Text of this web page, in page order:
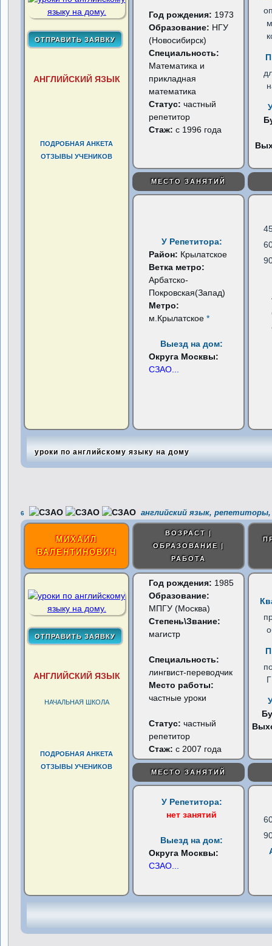
АНГЛИЙСКИЙ ЯЗЫК
ПОДРОБНАЯ АНКЕТА
ОТЗЫВЫ УЧЕНИКОВ
Год рождения: 1973
Образование: НГУ
(Новосибирск)
Специальность:
Математика и
прикладная
математика
Статус:частный
репетитор
Стаж: с 1996 года
МЕСТО ЗАНЯТИЙ
У Репетитора:
Район: Крылатское
Ветка метро:
Арбатско-
Покровская(Запад)
Метро:
м.Крылатское*
Выезд на дом:
Округа Москвы:
СЗАО
уроки по английскому языку на дому
6 английский язык, репетиторы,
МИХАИЛ
ВАЛЕНТИНОВИЧ
ВОЗРАСТ |
ОБРАЗОВАНИЕ |
РАБОТА
АНГЛИЙСКИЙ ЯЗЫК
НАЧАЛЬНАЯ ШКОЛА
ПОДРОБНАЯ АНКЕТА
ОТЗЫВЫ УЧЕНИКОВ
Год рождения: 1985
Образование:
МПГУ (Москва)
Степень\Звание:
магистр
Специальность:
лингвист-переводчик
Место работы:
частные уроки
Статус:частный
репетитор
Стаж: с 2007 года
МЕСТО ЗАНЯТИЙ
У Репетитора:
нет занятий
Выезд на дом:
Округа Москвы:
СЗАО